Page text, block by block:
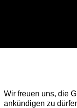
POETICS OF
Übersicht
Wir freuen uns, die
ankündigen zu